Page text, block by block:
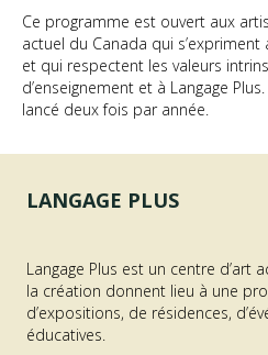
Ce programme est ouvert aux
actuel du Canada qui
et qui respectent les valeurs
d’enseignement et à Langage
lancé deux fois par année.
LANGAGE PLUS
Langage Plus est un centre d’art
la création donnent lieu à une
d’expositions, de résidences,
éducatives.